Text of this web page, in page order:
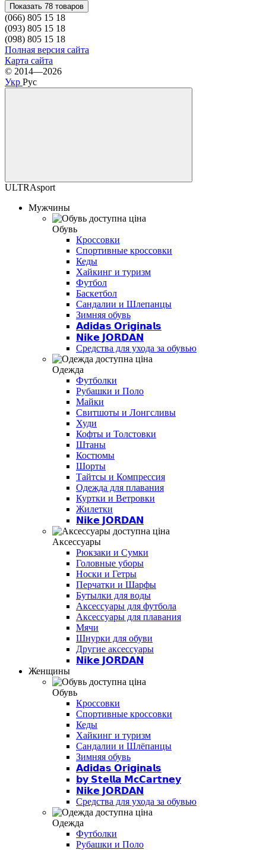
Показать 78 товаров
(066) 805 15 18
(093) 805 15 18
(098) 805 15 18
Полная версия сайта
Карта сайта
© 2014—2026
Укр Рус
ULTRAsport
Мужчины
Обувь
Кроссовки
Спортивные кроссовки
Кеды
Хайкинг и туризм
Футбол
Баскетбол
Сандалии и Шлепанцы
Зимняя обувь
𝗔𝗱𝗶𝗱𝗮𝘀 𝗢𝗿𝗶𝗴𝗶𝗻𝗮𝗹𝘀
𝗡𝗶𝗸𝗲 𝗝𝗢𝗥𝗗𝗔𝗡
Средства для ухода за обувью
Одежда
Футболки
Рубашки и Поло
Майки
Свитшоты и Лонгсливы
Худи
Кофты и Толстовки
Штаны
Костюмы
Шорты
Тайтсы и Компрессия
Одежда для плавания
Куртки и Ветровки
Жилетки
𝗡𝗶𝗸𝗲 𝗝𝗢𝗥𝗗𝗔𝗡
Аксессуары
Рюкзаки и Сумки
Головные уборы
Носки и Гетры
Перчатки и Шарфы
Бутылки для воды
Аксессуары для футбола
Аксессуары для плавания
Мячи
Шнурки для обуви
Другие аксессуары
𝗡𝗶𝗸𝗲 𝗝𝗢𝗥𝗗𝗔𝗡
Женщины
Обувь
Кроссовки
Спортивные кроссовки
Кеды
Хайкинг и туризм
Сандалии и Шлёпанцы
Зимняя обувь
𝗔𝗱𝗶𝗱𝗮𝘀 𝗢𝗿𝗶𝗴𝗶𝗻𝗮𝗹𝘀
𝗯𝘆 𝗦𝘁𝗲𝗹𝗹𝗮 𝗠𝗰𝗖𝗮𝗿𝘁𝗻𝗲𝘆
𝗡𝗶𝗸𝗲 𝗝𝗢𝗥𝗗𝗔𝗡
Средства для ухода за обувью
Одежда
Футболки
Рубашки и Поло